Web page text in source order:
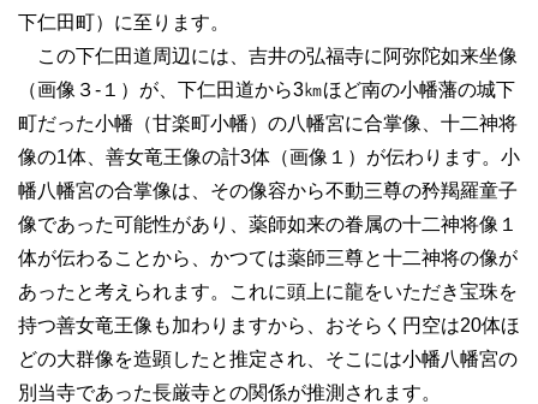
下仁田町）に至ります。
この下仁田道周辺には、吉井の弘福寺に阿弥陀如来坐像
（画像３-１）が、下仁田道から3㎞ほど南の小幡藩の城下
町だった小幡（甘楽町小幡）の八幡宮に合掌像、十二神将
像の1体、善女竜王像の計3体（画像１）が伝わります。小
幡八幡宮の合掌像は、その像容から不動三尊の矜羯羅童子
像であった可能性があり、薬師如来の眷属の十二神将像１
体が伝わることから、かつては薬師三尊と十二神将の像が
あったと考えられます。これに頭上に龍をいただき宝珠を
持つ善女竜王像も加わりますから、おそらく円空は20体ほ
どの大群像を造顕したと推定され、そこには小幡八幡宮の
別当寺であった長厳寺との関係が推測されます。